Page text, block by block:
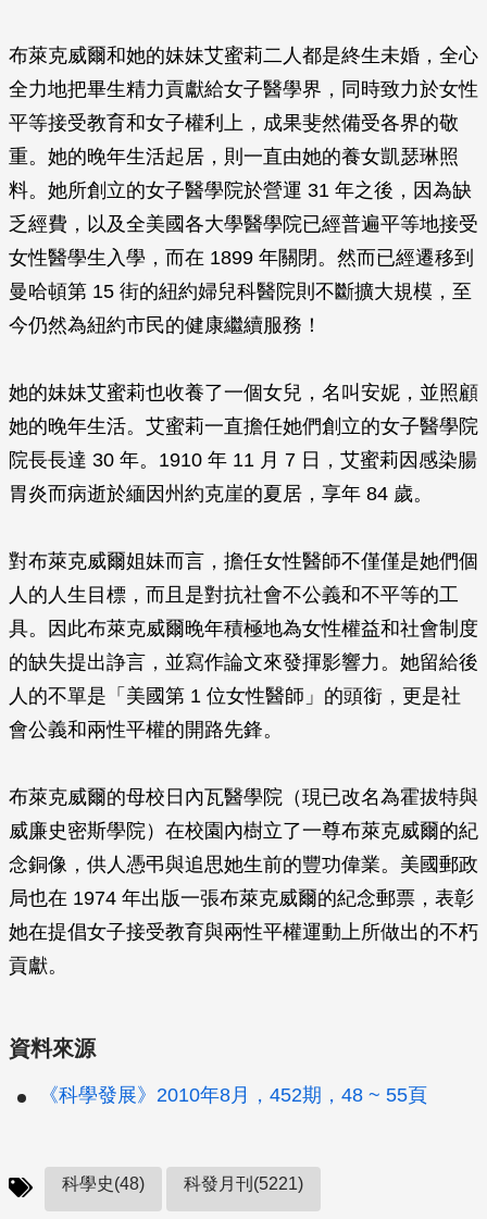
布萊克威爾和她的妹妹艾蜜莉二人都是終生未婚，全心
全力地把畢生精力貢獻給女子醫學界，同時致力於女性
平等接受教育和女子權利上，成果斐然備受各界的敬
重。她的晚年生活起居，則一直由她的養女凱瑟琳照
料。她所創立的女子醫學院於營運 31 年之後，因為缺
乏經費，以及全美國各大學醫學院已經普遍平等地接受
女性醫學生入學，而在 1899 年關閉。然而已經遷移到
曼哈頓第 15 街的紐約婦兒科醫院則不斷擴大規模，至
今仍然為紐約市民的健康繼續服務！
她的妹妹艾蜜莉也收養了一個女兒，名叫安妮，並照顧
她的晚年生活。艾蜜莉一直擔任她們創立的女子醫學院
院長長達 30 年。1910 年 11 月 7 日，艾蜜莉因感染腸
胃炎而病逝於緬因州約克崖的夏居，享年 84 歲。
對布萊克威爾姐妹而言，擔任女性醫師不僅僅是她們個
人的人生目標，而且是對抗社會不公義和不平等的工
具。因此布萊克威爾晚年積極地為女性權益和社會制度
的缺失提出諍言，並寫作論文來發揮影響力。她留給後
人的不單是「美國第 1 位女性醫師」的頭銜，更是社
會公義和兩性平權的開路先鋒。
布萊克威爾的母校日內瓦醫學院（現已改名為霍拔特與
威廉史密斯學院）在校園內樹立了一尊布萊克威爾的紀
念銅像，供人憑弔與追思她生前的豐功偉業。美國郵政
局也在 1974 年出版一張布萊克威爾的紀念郵票，表彰
她在提倡女子接受教育與兩性平權運動上所做出的不朽
貢獻。
資料來源
《科學發展》2010年8月，452期，48 ~ 55頁
科學史(48) 科發月刊(5221)